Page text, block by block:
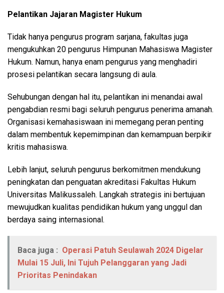
Pelantikan Jajaran Magister Hukum
Tidak hanya pengurus program sarjana, fakultas juga
mengukuhkan 20 pengurus Himpunan Mahasiswa Magister
Hukum. Namun, hanya enam pengurus yang menghadiri
prosesi pelantikan secara langsung di aula.
Sehubungan dengan hal itu, pelantikan ini menandai awal
pengabdian resmi bagi seluruh pengurus penerima amanah.
Organisasi kemahasiswaan ini memegang peran penting
dalam membentuk kepemimpinan dan kemampuan berpikir
kritis mahasiswa.
Lebih lanjut, seluruh pengurus berkomitmen mendukung
peningkatan dan penguatan akreditasi Fakultas Hukum
Universitas Malikussaleh. Langkah strategis ini bertujuan
mewujudkan kualitas pendidikan hukum yang unggul dan
berdaya saing internasional.
Baca juga : Operasi Patuh Seulawah 2024 Digelar
Mulai 15 Juli, Ini Tujuh Pelanggaran yang Jadi
Prioritas Penindakan